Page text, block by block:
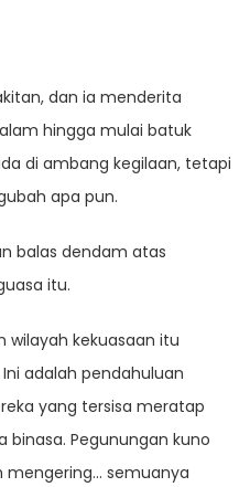
dan ia menderita
hingga mulai batuk
di ambang kegilaan, tetapi
apa pun.
balas dendam atas
itu.
wilayah kekuasaan itu
adalah pendahuluan
yang tersisa meratap
binasa. Pegunungan kuno
mengering… semuanya